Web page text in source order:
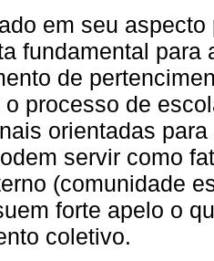
em seu
fundamental
de
o processo de
orientadas
servir como
(comunidade
forte apelo o
coletivo.